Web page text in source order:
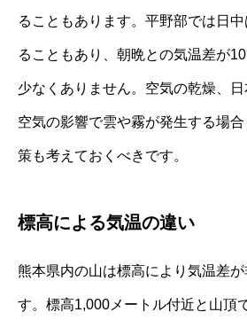
ることもあります。平野部では日
ることもあり、朝晩との気温差が
少なくありません。空気の乾燥、
空気の影響で雲や霧が発生する場
策も考えておくべきです。
標高による気温の違い
熊本県内の山は標高により気温差
す。標高1,000メートル付近と山頂